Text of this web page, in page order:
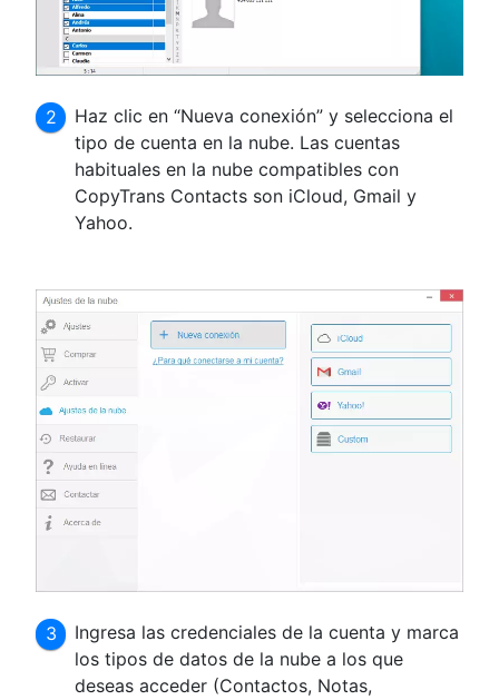
Haz clic en “Nueva conexión” y selecciona el
tipo de cuenta en la nube. Las cuentas
habituales en la nube compatibles con
CopyTrans Contacts son iCloud, Gmail y
Yahoo.
Ingresa las credenciales de la cuenta y marca
los tipos de datos de la nube a los que
deseas acceder (Contactos, Notas,